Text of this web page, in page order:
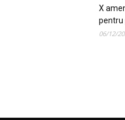
X
pentru
06/12/